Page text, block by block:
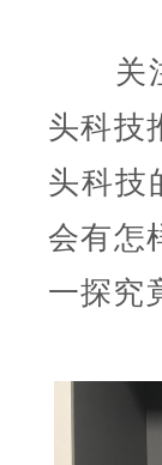
关注
头科技
头科技
会有怎
一探究